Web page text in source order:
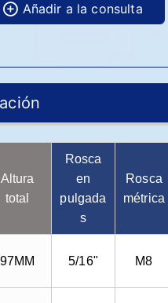
Añadir a la consulta
Altura
total
Rosca
en
pulgada
s
Rosca
métrica
97MM 5/16" M8